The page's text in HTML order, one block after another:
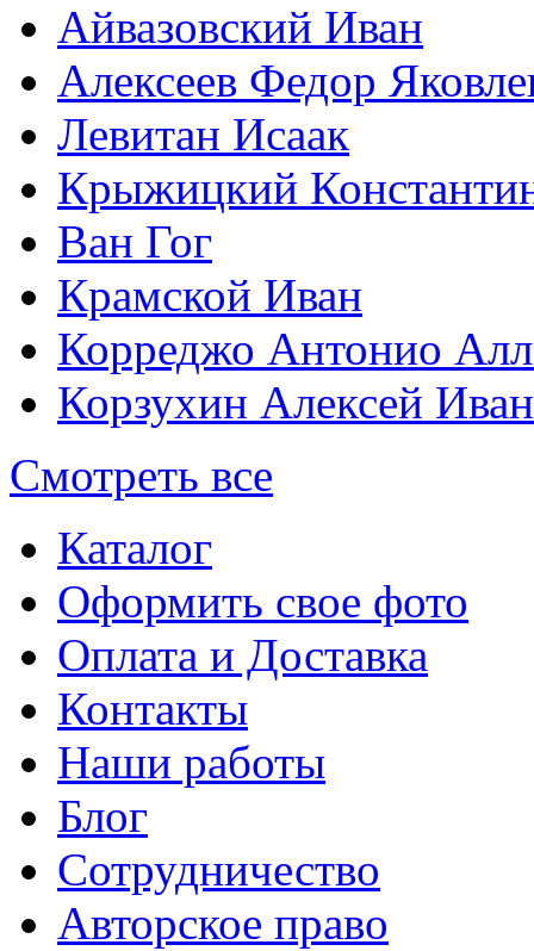
Айвазовский Иван
Алексеев Федор
Левитан Исаак
Крыжицкий
Ван Гог
Крамской Иван
Корреджо Антонио
Корзухин Алексей
Смотреть все
Каталог
Оформить свое фото
Оплата и Доставка
Контакты
Наши работы
Блог
Сотрудничество
Авторское право